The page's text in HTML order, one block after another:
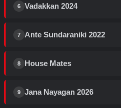
6 Vadakkan 2024
7 Ante Sundaraniki 2022
8 House Mates
9 Jana Nayagan 2026